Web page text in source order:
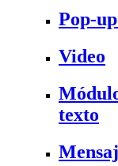
Pop-
Video
texto